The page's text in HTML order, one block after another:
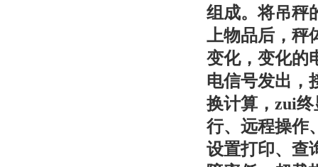
组成。将吊秤
上物品后，秤
变化，变化的
电信号发出，
换计算，zui
行、远程操作
设置打印、查